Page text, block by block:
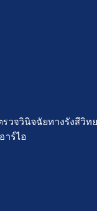
จวินิจฉัยทางรังสีวิท
าร์ไอ